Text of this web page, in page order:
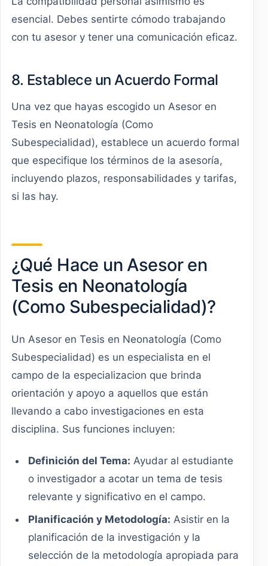
esencial. Debes sentirte cómodo trabajando
con tu asesor y tener una comunicación eficaz.
8. Establece un Acuerdo Formal
Una vez que hayas escogido un Asesor en
Tesis en Neonatología (Como
Subespecialidad), establece un acuerdo formal
que especifique los términos de la asesoría,
incluyendo plazos, responsabilidades y tarifas,
si las hay.
¿Qué Hace un Asesor en
Tesis en Neonatología
(Como Subespecialidad)?
Un Asesor en Tesis en Neonatología (Como
Subespecialidad) es un especialista en el
campo de la especializacion que brinda
orientación y apoyo a aquellos que están
llevando a cabo investigaciones en esta
disciplina. Sus funciones incluyen:
Definición del Tema: Ayudar al estudiante
o investigador a acotar un tema de tesis
relevante y significativo en el campo.
Planificación y Metodología: Asistir en la
planificación de la investigación y la
selección de la metodología apropiada para